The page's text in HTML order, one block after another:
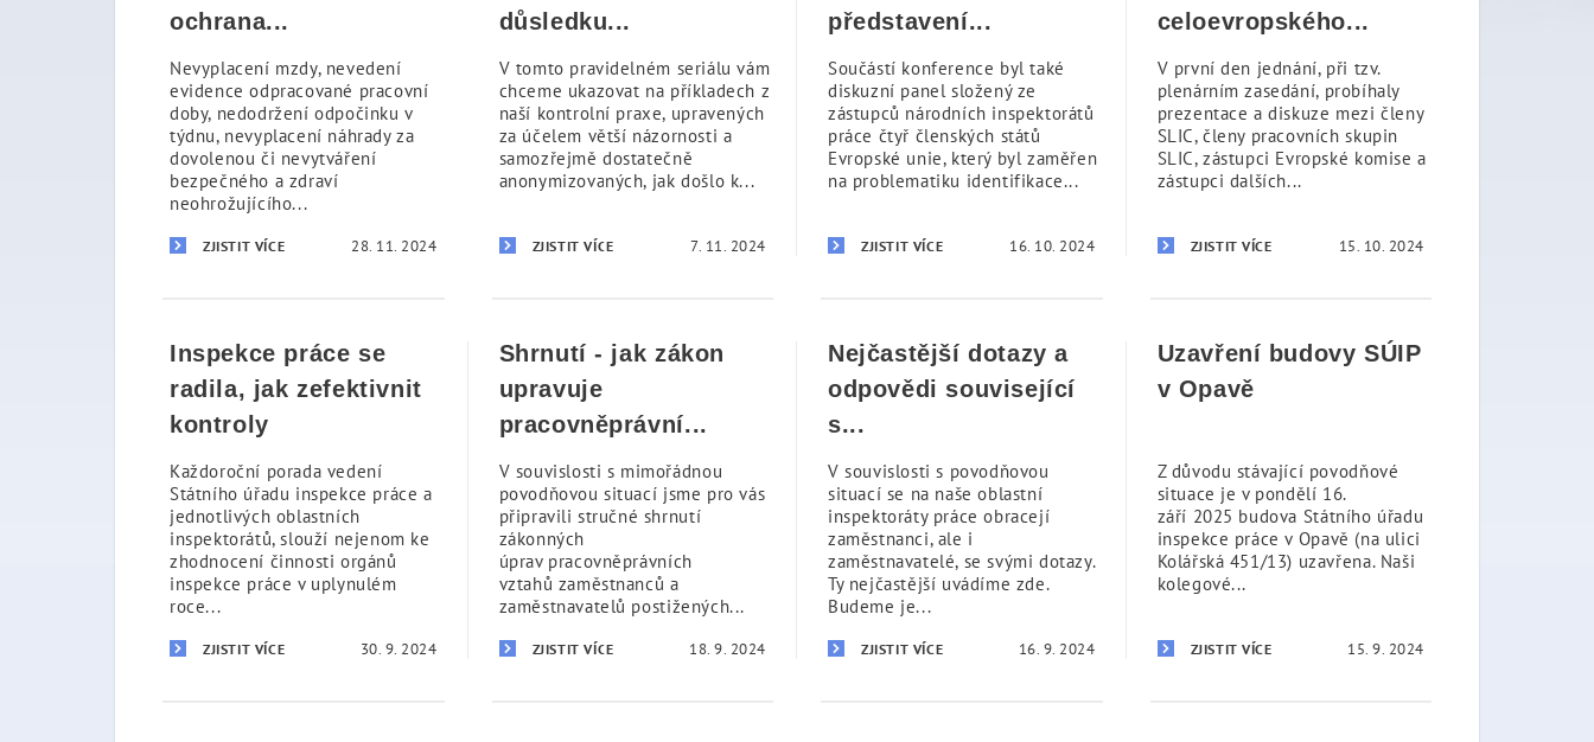
ochrana...
Nevyplacení mzdy, nevedení
evidence odpracované pracovní
doby, nedodržení odpočinku v
týdnu, nevyplacení náhrady za
dovolenou či nevytváření
bezpečného a zdraví
neohrožujícího...
ZJISTIT VÍCE 28. 11. 2024
důsledku...
V tomto pravidelném seriálu vám
chceme ukazovat na příkladech z
naší kontrolní praxe, upravených
za účelem větší názornosti a
samozřejmě dostatečně
anonymizovaných, jak došlo k...
ZJISTIT VÍCE 7. 11. 2024
představení...
Součástí konference byl také
diskuzní panel složený ze
zástupců národních inspektorátů
práce čtyř členských států
Evropské unie, který byl zaměřen
na problematiku identifikace...
ZJISTIT VÍCE 16. 10. 2024
celoevropského...
V první den jednání, při tzv.
plenárním zasedání, probíhaly
prezentace a diskuze mezi členy
SLIC, členy pracovních skupin
SLIC, zástupci Evropské komise a
zástupci dalších...
ZJISTIT VÍCE 15. 10. 2024
Inspekce práce se
radila, jak zefektivnit
kontroly
Každoroční porada vedení
Státního úřadu inspekce práce a
jednotlivých oblastních
inspektorátů, slouží nejenom ke
zhodnocení činnosti orgánů
inspekce práce v uplynulém
roce...
ZJISTIT VÍCE 30. 9. 2024
Shrnutí - jak zákon
upravuje
pracovněprávní...
V souvislosti s mimořádnou
povodňovou situací jsme pro vás
připravili stručné shrnutí
zákonných
úprav pracovněprávních
vztahů zaměstnanců a
zaměstnavatelů postižených...
ZJISTIT VÍCE 18. 9. 2024
Nejčastější dotazy a
odpovědi související
s...
V souvislosti s povodňovou
situací se na naše oblastní
inspektoráty práce obracejí
zaměstnanci, ale i
zaměstnavatelé, se svými dotazy.
Ty nejčastější uvádíme zde.
Budeme je...
ZJISTIT VÍCE 16. 9. 2024
Uzavření budovy SÚIP
v Opavě
Z důvodu stávající povodňové
situace je v pondělí 16.
září 2025 budova Státního úřadu
inspekce práce v Opavě (na ulici
Kolářská 451/13) uzavřena. Naši
kolegové...
ZJISTIT VÍCE 15. 9. 2024